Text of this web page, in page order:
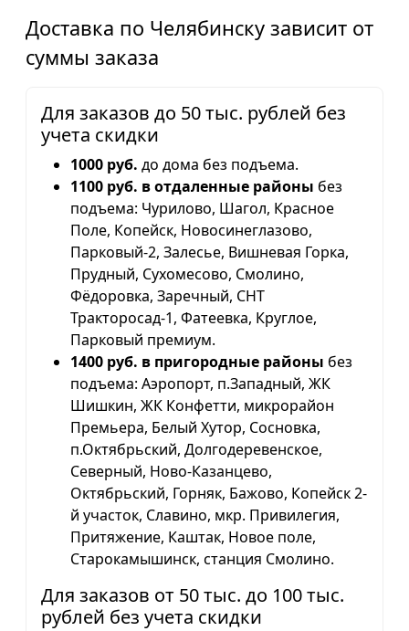
Доставка по Челябинску зависит от
суммы заказа
Для заказов до 50 тыс. рублей без
учета скидки
1000 руб. до дома без подъема.
1100 руб. в отдаленные районы без
подъема: Чурилово, Шагол, Красное
Поле, Копейск, Новосинеглазово,
Парковый-2, Залесье, Вишневая Горка,
Прудный, Сухомесово, Смолино,
Фёдоровка, Заречный, СНТ
Тракторосад-1, Фатеевка, Круглое,
Парковый премиум.
1400 руб. в пригородные районы без
подъема: Аэропорт, п.Западный, ЖК
Шишкин, ЖК Конфетти, микрорайон
Премьера, Белый Хутор, Сосновка,
п.Октябрьский, Долгодеревенское,
Северный, Ново-Казанцево,
Октябрьский, Горняк, Бажово, Копейск 2-
й участок, Славино, мкр. Привилегия,
Притяжение, Каштак, Новое поле,
Старокамышинск, станция Смолино.
Для заказов от 50 тыс. до 100 тыс.
рублей без учета скидки